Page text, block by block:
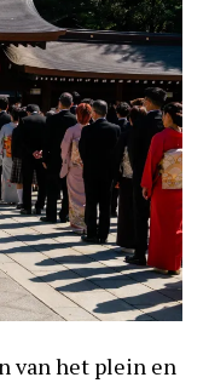
van het plein en